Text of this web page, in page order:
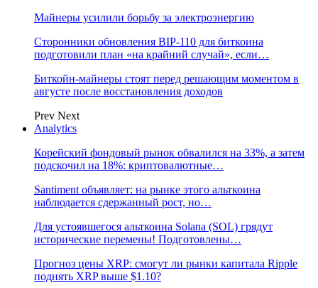
Майнеры усилили борьбу за электроэнергию
Сторонники обновления BIP-110 для биткоина
подготовили план «на крайний случай», если…
Биткойн-майнеры стоят перед решающим моментом в
августе после восстановления доходов
Prev Next
Analytics
Корейский фондовый рынок обвалился на 33%, а затем
подскочил на 18%: криптовалютные…
Santiment объявляет: на рынке этого альткоина
наблюдается сдержанный рост, но…
Для устоявшегося альткоина Solana (SOL) грядут
исторические перемены! Подготовлены…
Прогноз цены XRP: смогут ли рынки капитала Ripple
поднять XRP выше $1.10?